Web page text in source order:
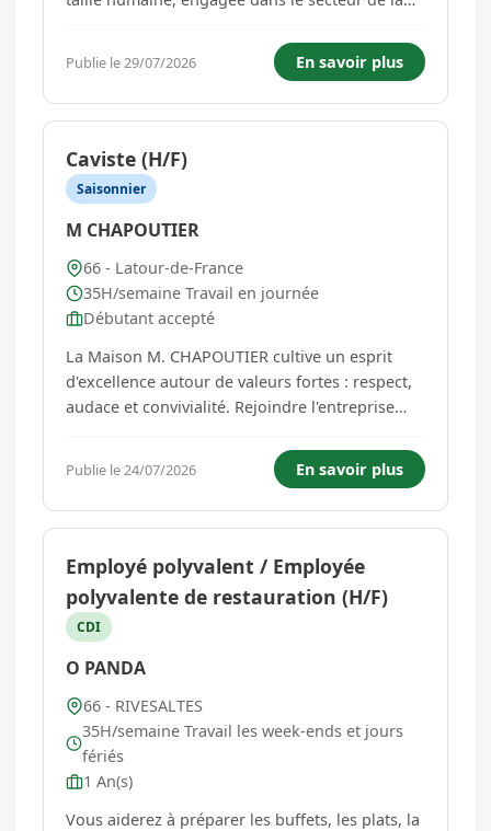
accompagne des entreprises spécialisées dans
la distribution de matériel...
Publie le 29/07/2026 En savoir plus
Caviste (H/F)
Saisonnier
M CHAPOUTIER
66 - Latour-de-France
35H/semaine Travail en journée
Débutant accepté
La Maison M. CHAPOUTIER cultive un esprit
d'excellence autour de valeurs fortes : respect,
audace et convivialité. Rejoindre l'entreprise
biodynamiques, c'est participer à la création et
la distribution de vins d'exception. Nous
cherchons un(e) Caviste ...
Publie le 24/07/2026 En savoir plus
Employé polyvalent / Employée
polyvalente de restauration (H/F)
CDI
O PANDA
66 - RIVESALTES
35H/semaine Travail les week-ends et jours
fériés
1 An(s)
Vous aiderez à préparer les buffets, les plats, la